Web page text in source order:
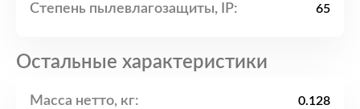
Степень пылевлагозащиты, IP: 65
Остальные характеристики
Масса нетто, кг: 0.128